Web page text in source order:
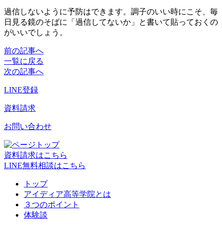
過信しないように予防はできます。調子のいい時にこそ、毎
日見る鏡のそばに「過信してないか」と書いて貼っておくの
がいいでしょう。
前の記事へ
一覧に戻る
次の記事へ
LINE登録
資料請求
お問い合わせ
資料請求はこちら
LINE無料相談はこちら
トップ
アイディア高等学院とは
３つのポイント
体験談